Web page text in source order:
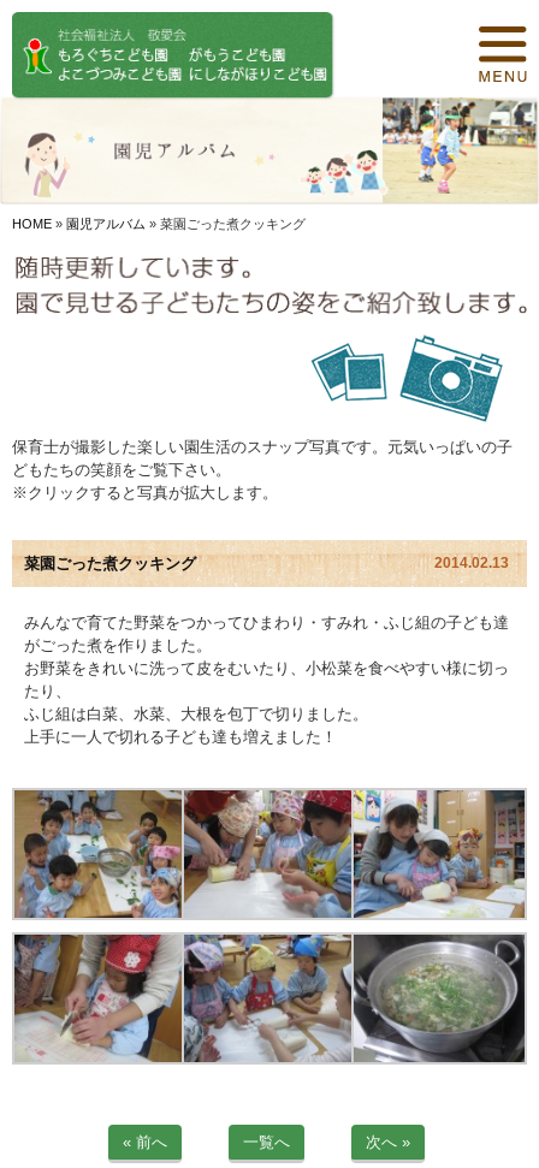
HOME » 園児アルバム » 菜園ごった煮クッキング
保育士が撮影した楽しい園生活のスナップ写真です。元気いっぱいの子
どもたちの笑顔をご覧下さい。
※クリックすると写真が拡大します。
菜園ごった煮クッキング 2014.02.13
みんなで育てた野菜をつかってひまわり・すみれ・ふじ組の子ども達
がごった煮を作りました。
お野菜をきれいに洗って皮をむいたり、小松菜を食べやすい様に切っ
たり、
ふじ組は白菜、水菜、大根を包丁で切りました。
上手に一人で切れる子ども達も増えました！
« 前へ 一覧へ 次へ »
保育について
食事について
オリジナル保育
年間行事
お知らせ
園児アルバム
採用情報
プライバシーポリシー
ケイアイクラブ
お問い合わせ
医師の許可証
勤務証明書
法人詳細情報